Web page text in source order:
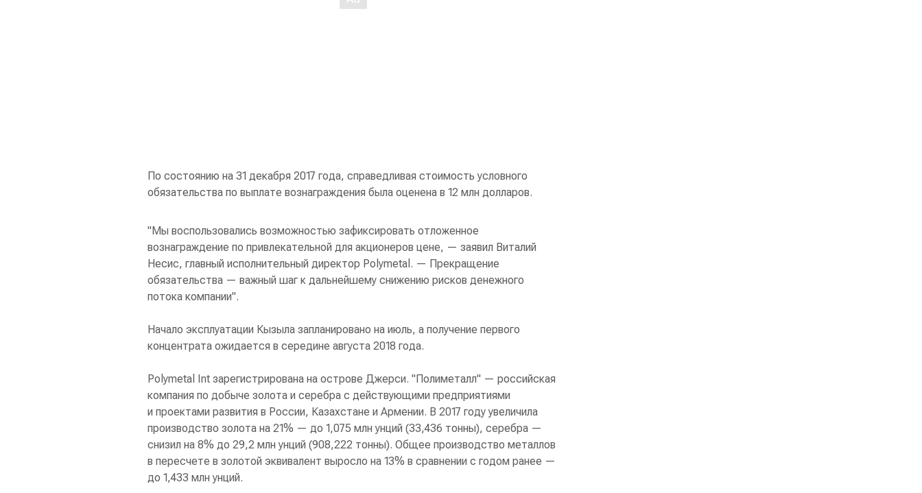
По состоянию на 31 декабря 2017 года, справедливая стоимость условного
обязательства по выплате вознаграждения была оценена в 12 млн долларов.
"Мы воспользовались возможностью зафиксировать отложенное
вознаграждение по привлекательной для акционеров цене, — заявил Виталий
Несис, главный исполнительный директор Polymetal. — Прекращение
обязательства — важный шаг к дальнейшему снижению рисков денежного
потока компании".
Начало эксплуатации Кызыла запланировано на июль, а получение первого
концентрата ожидается в середине августа 2018 года.
Polymetal Int зарегистрирована на острове Джерси. "Полиметалл" — российская
компания по добыче золота и серебра с действующими предприятиями
и проектами развития в России, Казахстане и Армении. В 2017 году увеличила
производство золота на 21% — до 1,075 млн унций (33,436 тонны), серебра —
снизил на 8% до 29,2 млн унций (908,222 тонны). Общее производство металлов
в пересчете в золотой эквивалент выросло на 13% в сравнении с годом ранее —
до 1,433 млн унций.